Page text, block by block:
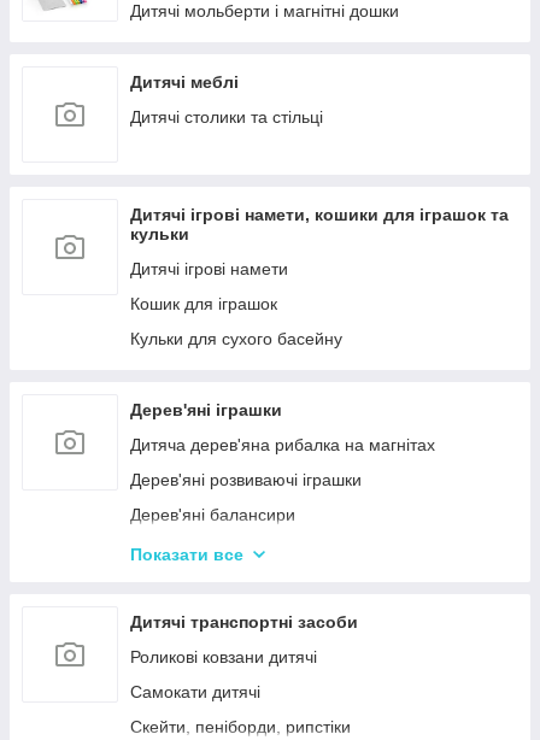
Дитячі мольберти і магнітні дошки
Дитячі меблі
Дитячі столики та стільці
Дитячі ігрові намети, кошики для іграшок та
кульки
Дитячі ігрові намети
Кошик для іграшок
Кульки для сухого басейну
Дерев'яні іграшки
Дитяча дерев'яна рибалка на магнітах
Дерев'яні розвиваючі іграшки
Дерев'яні балансири
Дерев'яні пазли для дорослих
Дерев'яні іграшки-лабіринти
Дерев'яні іграшкові кубики, пірамідки
Дерев'яні іграшки-шнурівки
Дерев'яні дитячі конструктори
Показати все
Дитячі транспортні засоби
Роликові ковзани дитячі
Самокати дитячі
Скейти, пеніборди, рипстіки